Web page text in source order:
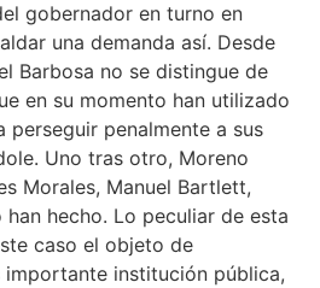
gobernador en turno en
una demanda así. Desde
Barbosa no se distingue de
en su momento han utilizado
perseguir penalmente a sus
Uno tras otro, Moreno
Morales, Manuel Bartlett,
hecho. Lo peculiar de esta
caso el objeto de
importante institución pública,